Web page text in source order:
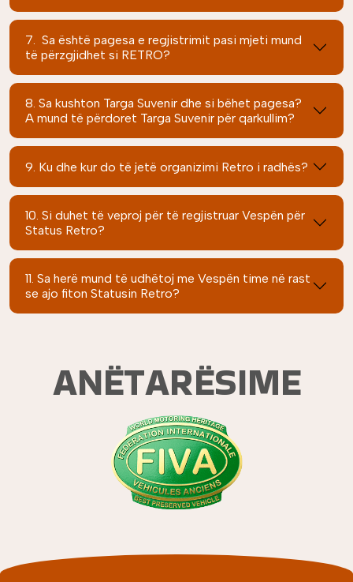
7. Sa është pagesa e regjistrimit pasi mjeti mund
të përzgjidhet si RETRO?
8. Sa kushton Targa Suvenir dhe si bëhet pagesa?
A mund të përdoret Targa Suvenir për qarkullim?
9. Ku dhe kur do të jetë organizimi Retro i radhës?
10. Si duhet të veproj për të regjistruar Vespën për
Status Retro?
11. Sa herë mund të udhëtoj me Vespën time në rast
se ajo fiton Statusin Retro?
ANËTARËSIME